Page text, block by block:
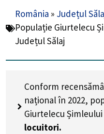
România » Județul
Populație Giurtelecu
Județul Sălaj
Conform
național în 2022,
Giurtelecu
locuitori.